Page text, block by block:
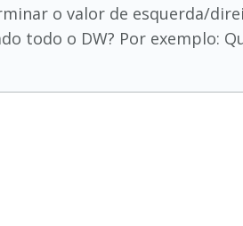
o valor de esquerda/
todo o DW? Por exemplo: